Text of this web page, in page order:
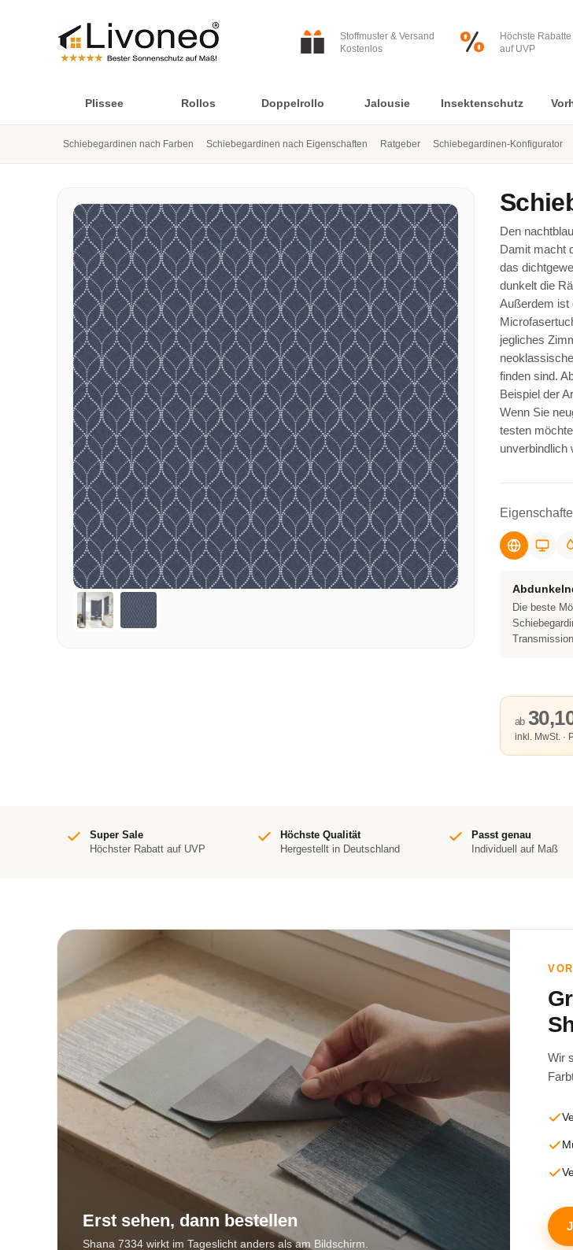
Stoffmuster & Versand
Kostenlos
Höchste Rabatte
auf UVP
Plissee Rollos Doppelrollo Jalousie Insektenschutz
Schiebegardinen nach Farben Schiebegardinen nach Eigenschaften Ratgeber Schiebegardinen-Konfigurator
Den
Damit macht
das
dunkelt die
Außerdem ist
jegliches
finden sind.
Beispiel der
Wenn Sie
testen
unverbindlich
Die beste
ab
inkl. MwSt. ·
Super Sale
Höchster Rabatt auf UVP
Höchste Qualität
Hergestellt in Deutschland
Passt genau
Individuell auf Maß
Erst sehen, dann bestellen
Shana 7334 wirkt im Tageslicht anders als am Bildschirm.
Wir